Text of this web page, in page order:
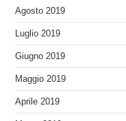
Agosto 2019
Luglio 2019
Giugno 2019
Maggio 2019
Aprile 2019